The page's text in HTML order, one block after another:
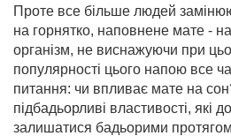
Проте все більше людей
на горнятко, наповнене мате -
організм, не виснажуючи при
популярності цього напою все
питання: чи впливає мате на
підбадьорливі властивості, які
залишатися бадьорими